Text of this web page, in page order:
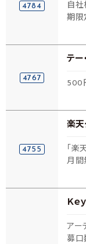
4784
自社
期限
4767
テー
500
4755
楽天
「楽
月間
Ｋｅ
アー
募口